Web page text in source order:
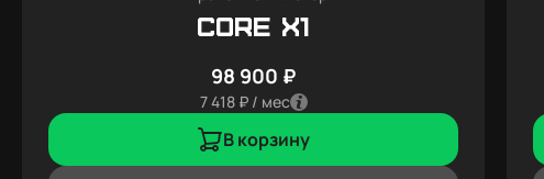
Core X1
98 900 ₽
7 418 ₽ / мес
В корзину